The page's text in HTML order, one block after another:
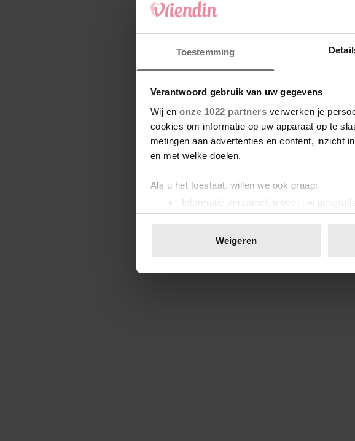
Toestemming
Verantwoord gebruik van uw gegevens
Wij en onze 1022 partners verwerken je
cookies om informatie op uw apparaat op te
metingen aan advertenties en content, inzicht
en met welke doelen.
Als u het toestaat, willen we ook graag:
Informatie verzamelen over uw
Uw apparaat identificeren door het
toestemming op elk moment wijzigen of
We gebruiken cookies om content en
media, adverteren en analyse. Deze partners
verstrekt of die ze hebben verzameld op
Weigeren